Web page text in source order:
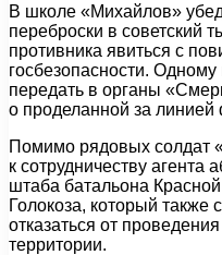
В школе «Михайлов»
переброски в советский
противника явиться с
госбезопасности. Одному
передать в органы
о проделанной за линией
Помимо рядовых солдат
к сотрудничеству агента
штаба батальона
Голокоза, который также
отказаться от
территории.